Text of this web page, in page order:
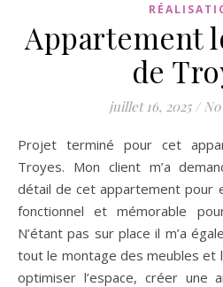
Appartement
de
juillet 16, 2025 /
Projet terminé pour cet appartement à louer au de
Troyes. Mon client m’a
détail de cet appartement pour
fonctionnel et mémorable
N’étant pas sur place il m’a
tout le montage des meubles et
optimiser l’espace, créer une